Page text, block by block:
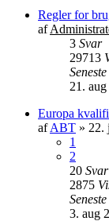
Regler for
af
3 Svar
29713
21.
Europa
afABT » 22.
1
2
20 Svar
2875
3. aug